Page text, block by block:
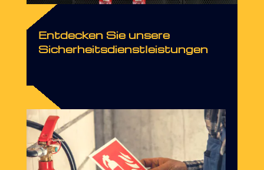
Entdecken Sie unsere
Sicherheitsdienstleistungen